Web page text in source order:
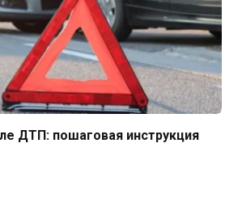
ДТП: пошаговая инструкция